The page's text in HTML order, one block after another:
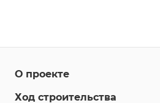
О проекте
Ход строительства